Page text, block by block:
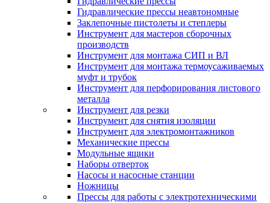
Гидравлические прессы неавтономные
Заклепочные пистолеты и степлеры
Инструмент для мастеров сборочных
производств
Инструмент для монтажа СИП и ВЛ
Инструмент для монтажа термоусаживаемых
муфт и трубок
Инструмент для перфорирования листового
металла
Инструмент для резки
Инструмент для снятия изоляции
Инструмент для электромонтажников
Механические прессы
Модульные ящики
Наборы отверток
Насосы и насосные станции
Ножницы
Прессы для работы с электротехническими